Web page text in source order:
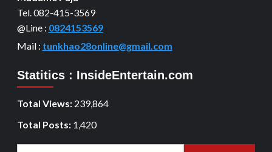
Tel. 082-415-3569
@Line : 0824153569
Mail : tunkhao28online@gmail.com
Statitics : InsideEntertain.com
Total Views: 239,864
Total Posts: 1,420